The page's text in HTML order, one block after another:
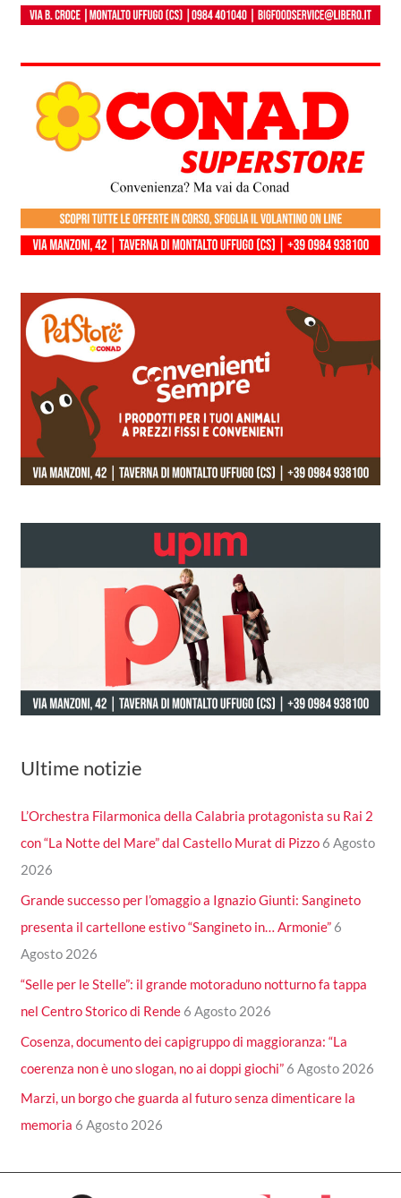
Ultime notizie
L’Orchestra Filarmonica della Calabria protagonista su Rai 2
con “La Notte del Mare” dal Castello Murat di Pizzo 6 Agosto
2026
Grande successo per l’omaggio a Ignazio Giunti: Sangineto
presenta il cartellone estivo “Sangineto in… Armonie” 6
Agosto 2026
“Selle per le Stelle”: il grande motoraduno notturno fa tappa
nel Centro Storico di Rende 6 Agosto 2026
Cosenza, documento dei capigruppo di maggioranza: “La
coerenza non è uno slogan, no ai doppi giochi” 6 Agosto 2026
Marzi, un borgo che guarda al futuro senza dimenticare la
memoria 6 Agosto 2026